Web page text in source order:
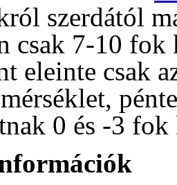
szerdától
csak 7-10
eleinte csak
0 és -3